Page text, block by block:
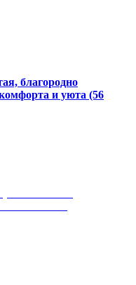
благородно
и уюта (56